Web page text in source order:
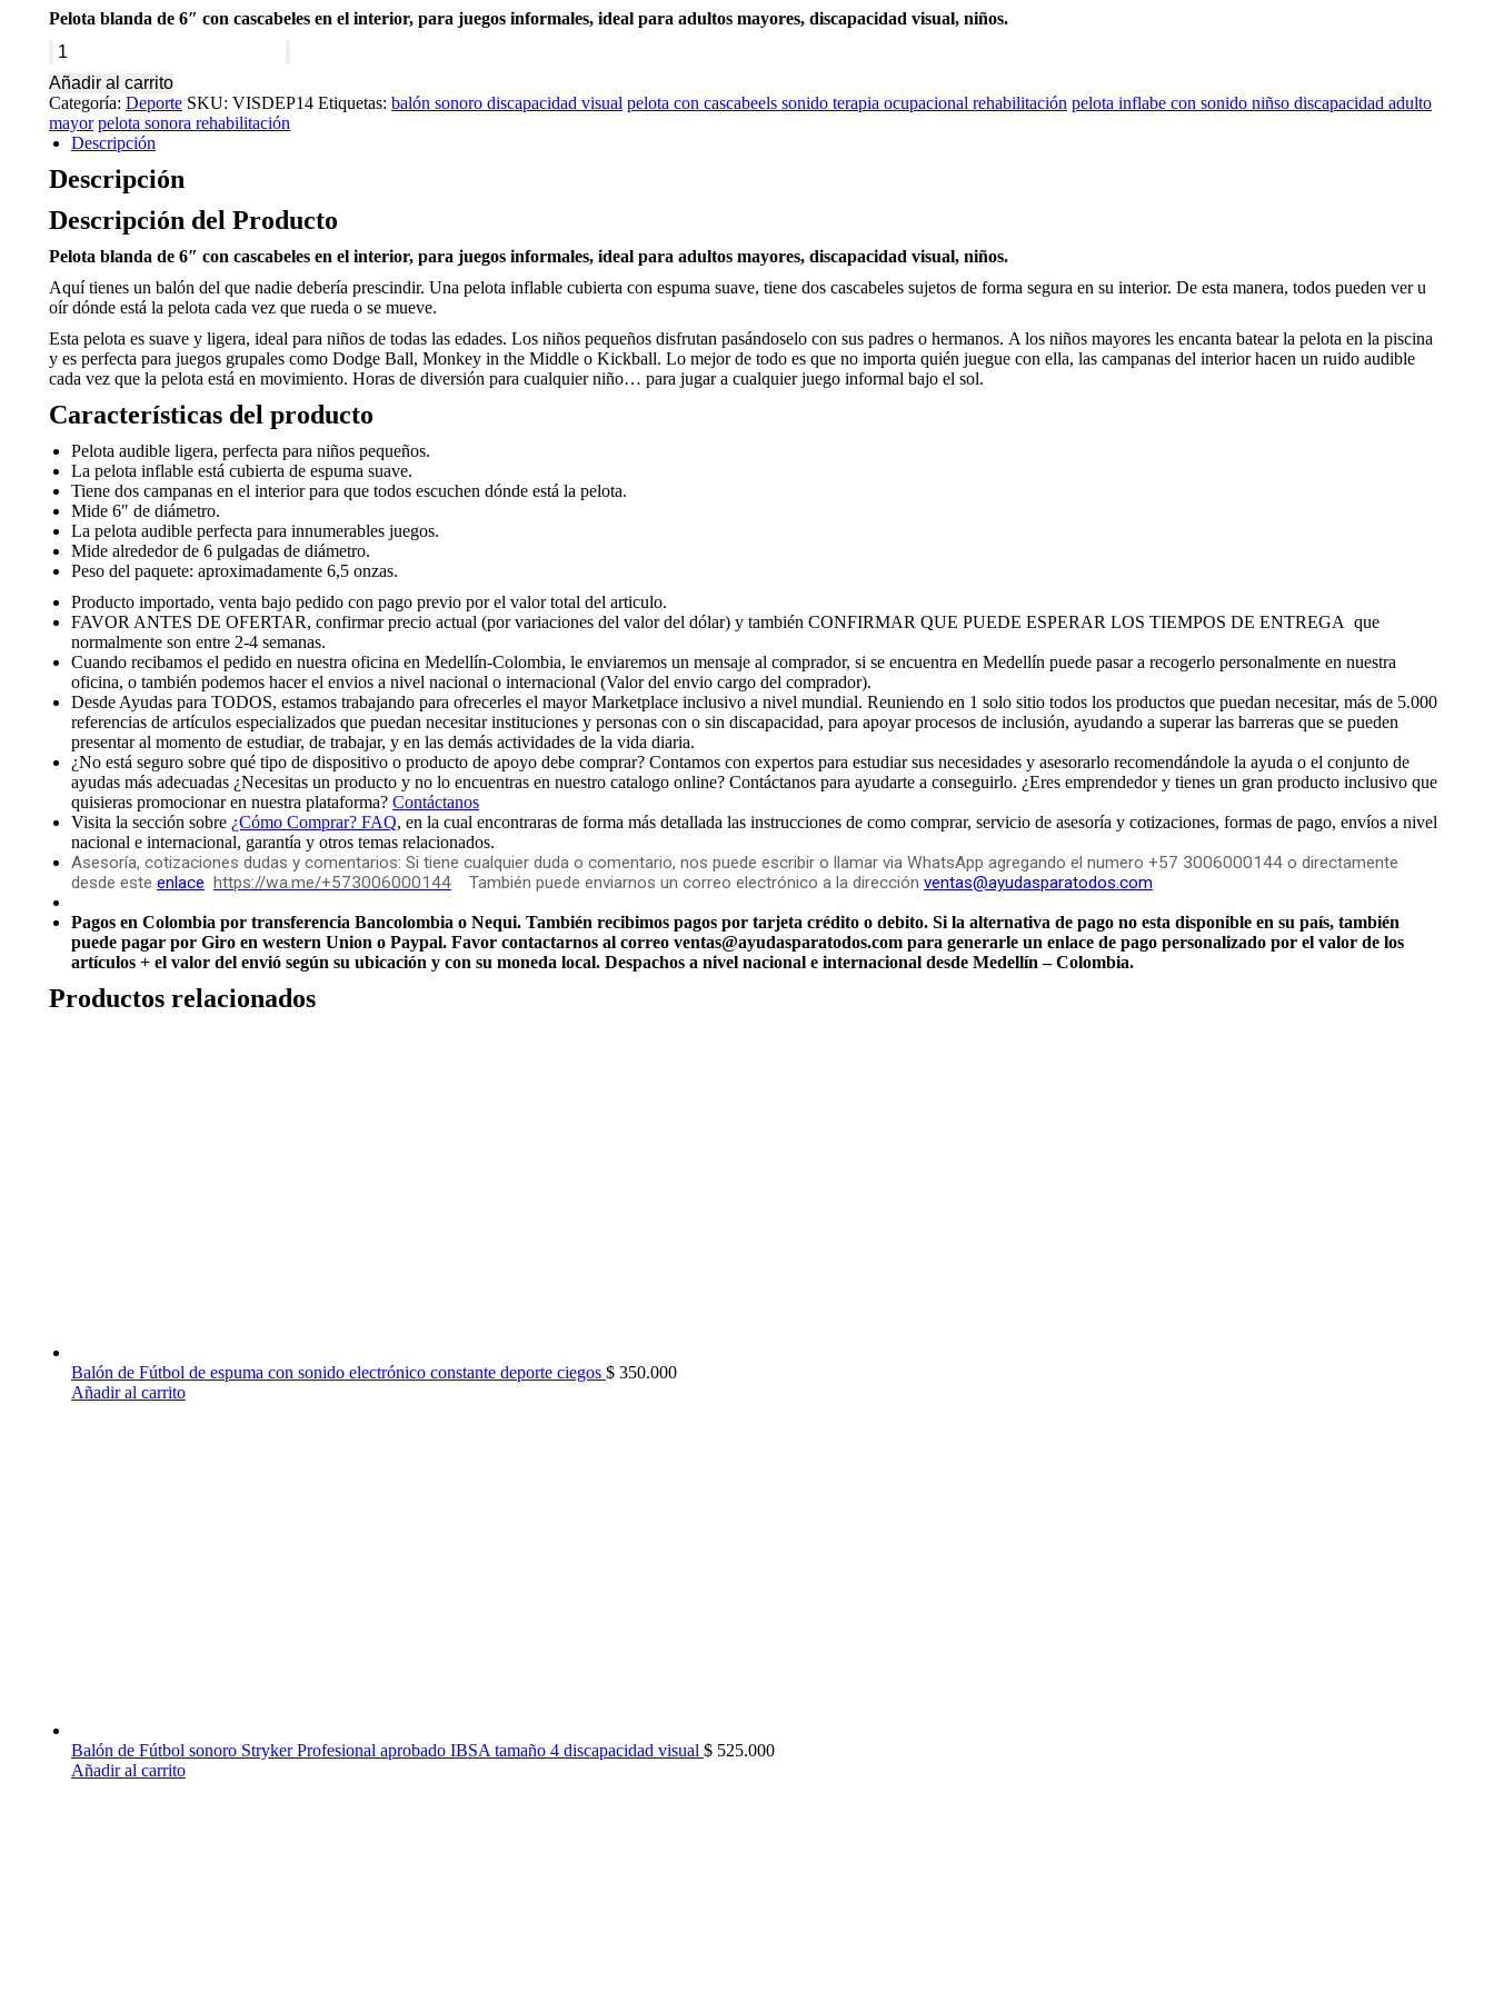
Pelota blanda de 6″ con cascabeles en el interior, para juegos informales, ideal para adultos mayores, discapacidad visual, niños.
Pelota
tela
inflable
con
cascabeles
sonoros
para
ciegos
terapia
recreación
discapacidad
adulto
mayor
terapia
cantidad
Añadir al carrito
Categoría: Deporte SKU: VISDEP14 Etiquetas: balón sonoro discapacidad visual pelota con cascabeels sonido terapia ocupacional rehabilitación pelota inflabe con sonido niñso discapacidad adulto
mayor pelota sonora rehabilitación
Descripción
Descripción
Descripción del Producto
Pelota blanda de 6″ con cascabeles en el interior, para juegos informales, ideal para adultos mayores, discapacidad visual, niños.
Aquí tienes un balón del que nadie debería prescindir. Una pelota inflable cubierta con espuma suave, tiene dos cascabeles sujetos de forma segura en su interior. De esta manera, todos pueden ver u
oír dónde está la pelota cada vez que rueda o se mueve.
Esta pelota es suave y ligera, ideal para niños de todas las edades. Los niños pequeños disfrutan pasándoselo con sus padres o hermanos. A los niños mayores les encanta batear la pelota en la piscina
y es perfecta para juegos grupales como Dodge Ball, Monkey in the Middle o Kickball. Lo mejor de todo es que no importa quién juegue con ella, las campanas del interior hacen un ruido audible
cada vez que la pelota está en movimiento. Horas de diversión para cualquier niño… para jugar a cualquier juego informal bajo el sol.
Características del producto
Pelota audible ligera, perfecta para niños pequeños.
La pelota inflable está cubierta de espuma suave.
Tiene dos campanas en el interior para que todos escuchen dónde está la pelota.
Mide 6″ de diámetro.
La pelota audible perfecta para innumerables juegos.
Mide alrededor de 6 pulgadas de diámetro.
Peso del paquete: aproximadamente 6,5 onzas.
Producto importado, venta bajo pedido con pago previo por el valor total del articulo.
FAVOR ANTES DE OFERTAR, confirmar precio actual (por variaciones del valor del dólar) y también CONFIRMAR QUE PUEDE ESPERAR LOS TIEMPOS DE ENTREGA que
normalmente son entre 2-4 semanas.
Cuando recibamos el pedido en nuestra oficina en Medellín-Colombia, le enviaremos un mensaje al comprador, si se encuentra en Medellín puede pasar a recogerlo personalmente en nuestra
oficina, o también podemos hacer el envios a nivel nacional o internacional (Valor del envio cargo del comprador).
Desde Ayudas para TODOS, estamos trabajando para ofrecerles el mayor Marketplace inclusivo a nivel mundial. Reuniendo en 1 solo sitio todos los productos que puedan necesitar, más de 5.000
referencias de artículos especializados que puedan necesitar instituciones y personas con o sin discapacidad, para apoyar procesos de inclusión, ayudando a superar las barreras que se pueden
presentar al momento de estudiar, de trabajar, y en las demás actividades de la vida diaria.
¿No está seguro sobre qué tipo de dispositivo o producto de apoyo debe comprar? Contamos con expertos para estudiar sus necesidades y asesorarlo recomendándole la ayuda o el conjunto de
ayudas más adecuadas ¿Necesitas un producto y no lo encuentras en nuestro catalogo online? Contáctanos para ayudarte a conseguirlo. ¿Eres emprendedor y tienes un gran producto inclusivo que
quisieras promocionar en nuestra plataforma? Contáctanos
Visita la sección sobre ¿Cómo Comprar? FAQ, en la cual encontraras de forma más detallada las instrucciones de como comprar, servicio de asesoría y cotizaciones, formas de pago, envíos a nivel
nacional e internacional, garantía y otros temas relacionados.
Asesoría, cotizaciones dudas y comentarios: Si tiene cualquier duda o comentario, nos puede escribir o llamar via WhatsApp agregando el numero +57 3006000144 o directamente
desde este enlace https://wa.me/+573006000144 También puede enviarnos un correo electrónico a la dirección ventas@ayudasparatodos.com
Pagos en Colombia por transferencia Bancolombia o Nequi. También recibimos pagos por tarjeta crédito o debito. Si la alternativa de pago no esta disponible en su país, también
puede pagar por Giro en western Union o Paypal. Favor contactarnos al correo ventas@ayudasparatodos.com para generarle un enlace de pago personalizado por el valor de los
artículos + el valor del envió según su ubicación y con su moneda local. Despachos a nivel nacional e internacional desde Medellín – Colombia.
Productos relacionados
Balón de Fútbol de espuma con sonido electrónico constante deporte ciegos $ 350.000
Añadir al carrito
Balón de Fútbol sonoro Stryker Profesional aprobado IBSA tamaño 4 discapacidad visual $ 525.000
Añadir al carrito